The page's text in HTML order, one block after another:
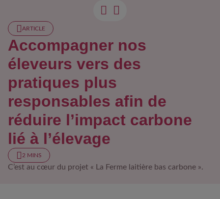
ARTICLE
Accompagner nos
éleveurs vers des
pratiques plus
responsables afin de
réduire l’impact carbone
lié à l’élevage
2 MINS
C’est au cœur du projet « La Ferme laitière bas carbone ».